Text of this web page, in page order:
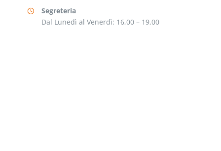
Segreteria
Dal Lunedì al Venerdì: 16,00 – 19,00